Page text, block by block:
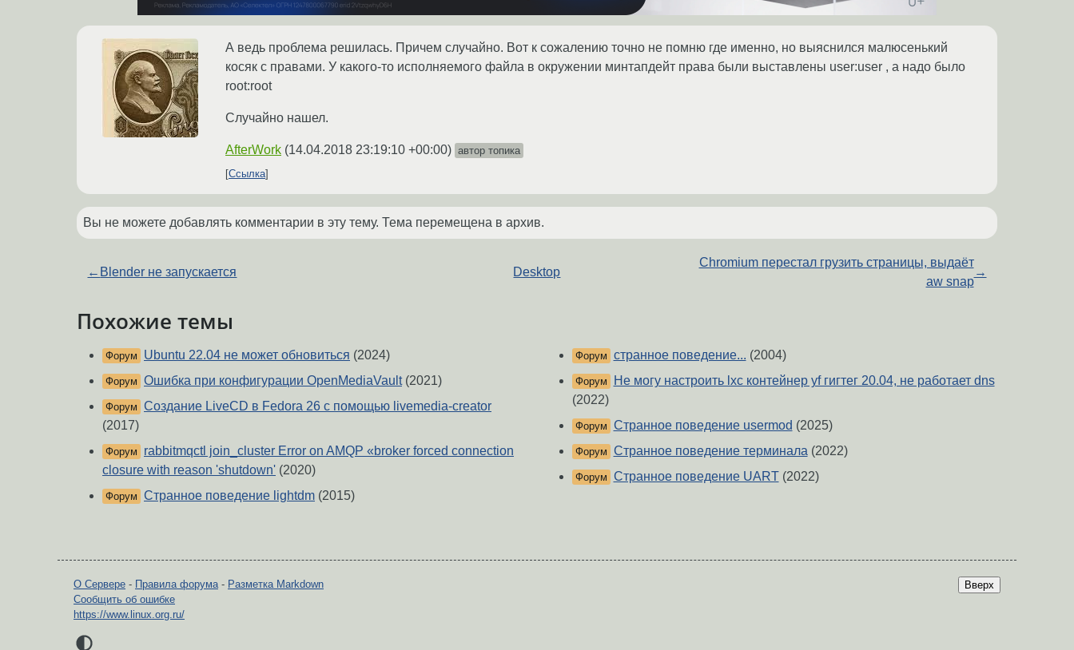
А ведь проблема решилась. Причем случайно. Вот к сожалению точно не помню где именно, но выяснился малюсенький
косяк с правами. У какого-то исполняемого файла в окружении минтапдейт права были выставлены user:user , а надо было
root:root
Случайно нашел.
AfterWork (14.04.2018 23:19:10 +00:00) автор топика
Ссылка
Вы не можете добавлять комментарии в эту тему. Тема перемещена в архив.
← Blender не запускается Desktop
Chromium перестал грузить страницы, выдаёт
aw snap
→
Похожие темы
Форум Ubuntu 22.04 не может обновиться (2024)
Форум Ошибка при конфигурации OpenMediaVault(2021)
Форум Создание LiveCD в Fedora 26 с помощью livemedia-creator
(2017)
Форум
rabbitmqctl join_cluster Error on AMQP «broker forced connection
closure with reason 'shutdown' (2020)
Форум Странное поведение lightdm (2015)
Форум странное поведение... (2004)
Форум
Не могу настроить lxc контейнер yf гигтег 20.04, не работает dns
(2022)
Форум Странное поведение usermod (2025)
Форум Странное поведение терминала (2022)
Форум Странное поведение UART(2022)
Вверх
О Сервере - Правила форума - Разметка Markdown
Сообщить об ошибке
https://www.linux.org.ru/